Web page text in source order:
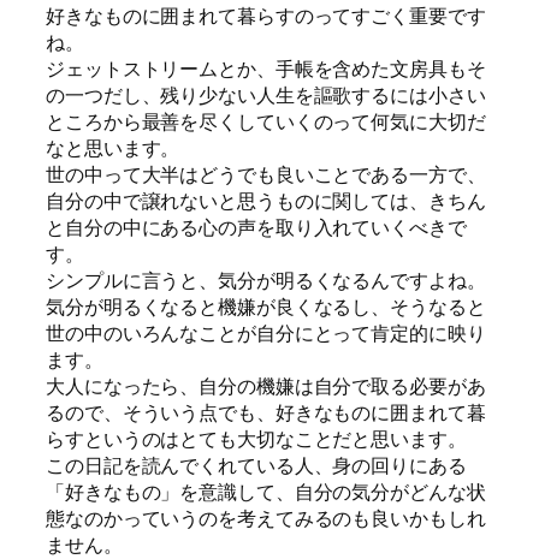
好きなものに囲まれて暮らすのってすごく重要です
ね。
ジェットストリームとか、手帳を含めた文房具もそ
の一つだし、残り少ない人生を謳歌するには小さい
ところから最善を尽くしていくのって何気に大切だ
なと思います。
世の中って大半はどうでも良いことである一方で、
自分の中で譲れないと思うものに関しては、きちん
と自分の中にある心の声を取り入れていくべきで
す。
シンプルに言うと、気分が明るくなるんですよね。
気分が明るくなると機嫌が良くなるし、そうなると
世の中のいろんなことが自分にとって肯定的に映り
ます。
大人になったら、自分の機嫌は自分で取る必要があ
るので、そういう点でも、好きなものに囲まれて暮
らすというのはとても大切なことだと思います。
この日記を読んでくれている人、身の回りにある
「好きなもの」を意識して、自分の気分がどんな状
態なのかっていうのを考えてみるのも良いかもしれ
ません。